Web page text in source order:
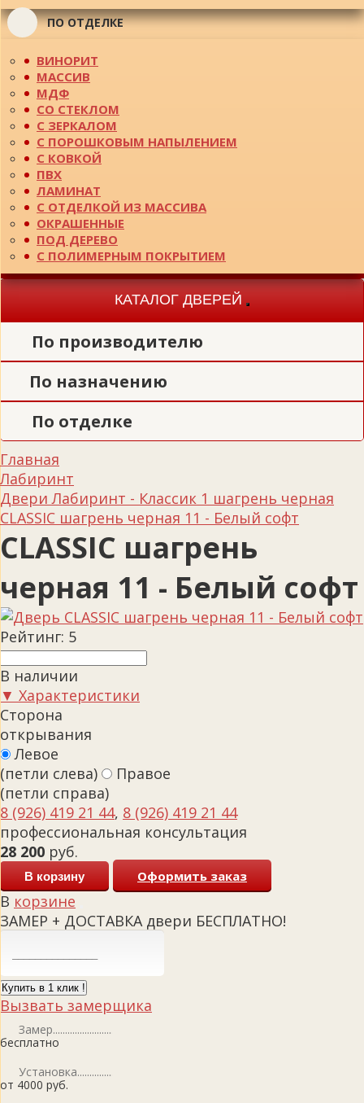
ПО ОТДЕЛКЕ
ВИНОРИТ
МАССИВ
МДФ
СО СТЕКЛОМ
С ЗЕРКАЛОМ
С ПОРОШКОВЫМ НАПЫЛЕНИЕМ
С КОВКОЙ
ПВХ
ЛАМИНАТ
С ОТДЕЛКОЙ ИЗ МАССИВА
ОКРАШЕННЫЕ
ПОД ДЕРЕВО
С ПОЛИМЕРНЫМ ПОКРЫТИЕМ
КАТАЛОГ ДВЕРЕЙ
Toggle
navigation
По производителю
По назначению
По отделке
Главная
Лабиринт
Двери Лабиринт - Классик 1 шагрень черная
CLASSIC шагрень черная 11 - Белый софт
CLASSIC шагрень
черная 11 - Белый софт
Рейтинг: 5
В наличии
▼ Характеристики
Сторона
открывания
Левое
(петли слева)
Правое
(петли справа)
8 (926) 419 21 44, 8 (926) 419 21 44
профессиональная консультация
28 200 руб.
В корзину Оформить заказ
В корзине
ЗАМЕР + ДОСТАВКА двери БЕСПЛАТНО!
Купить в 1 клик !
Вызвать замерщика
Замер
бесплатно
Установка
от 4000 руб.